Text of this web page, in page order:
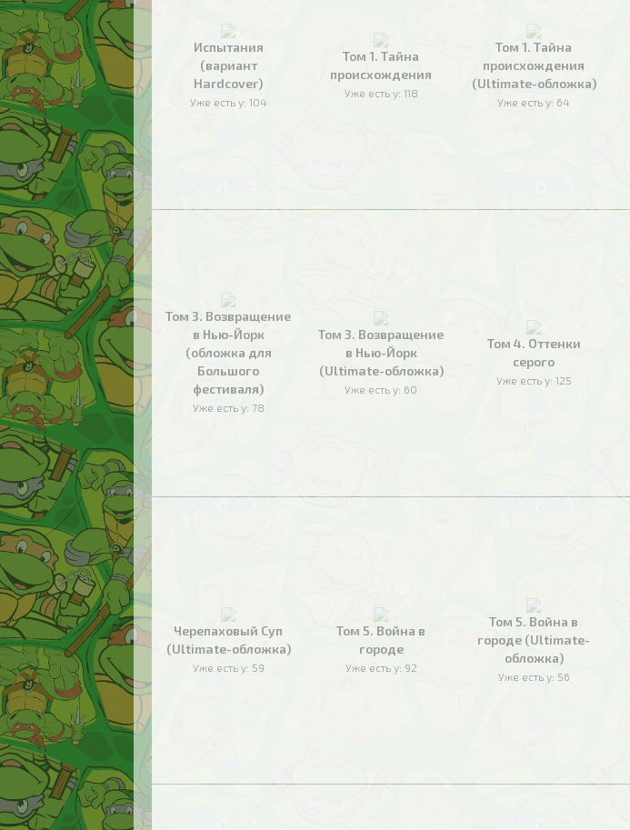
Испытания
(вариант
Hardcover)
Уже есть у: 104
Том 1. Тайна
происхождения
Уже есть у: 118
Том 1. Тайна
происхождения
(Ultimate-обложка)
Уже есть у: 64
Том 3. Возвращение
в Нью-Йорк
(обложка для
Большого
фестиваля)
Уже есть у: 78
Том 3. Возвращение
в Нью-Йорк
(Ultimate-обложка)
Уже есть у: 60
Том 4. Оттенки
серого
Уже есть у: 125
Черепаховый Суп
(Ultimate-обложка)
Уже есть у: 59
Том 5. Война в
городе
Уже есть у: 92
Том 5. Война в
городе (Ultimate-
обложка)
Уже есть у: 56